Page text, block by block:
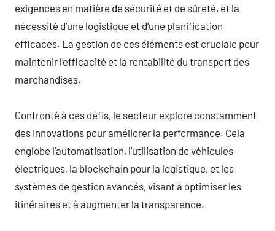
exigences en matière de sécurité et de sûreté, et la
nécessité d’une logistique et d’une planification
efficaces. La gestion de ces éléments est cruciale pour
maintenir l’efficacité et la rentabilité du transport des
marchandises.
Confronté à ces défis, le secteur explore constamment
des innovations pour améliorer la performance. Cela
englobe l’automatisation, l’utilisation de véhicules
électriques, la blockchain pour la logistique, et les
systèmes de gestion avancés, visant à optimiser les
itinéraires et à augmenter la transparence.